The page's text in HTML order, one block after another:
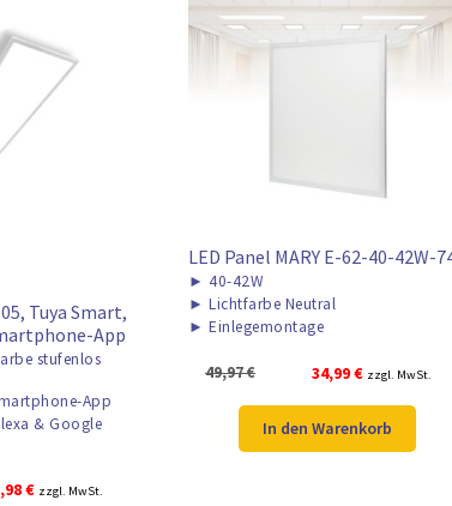
Tuya Smart,
App
stufenlos
App
& Google
€Aktueller
zzgl. MwSt.
LED Panel MARY E-62-40-42W-
► 40-42W
► Lichtfarbe Neutral
► Einlegemontage
49,97€
Ursprünglicher
war:
49,97 €
34,99€Aktueller
ist:
34,99 €.
zzgl. MwSt.
In den Warenkorb